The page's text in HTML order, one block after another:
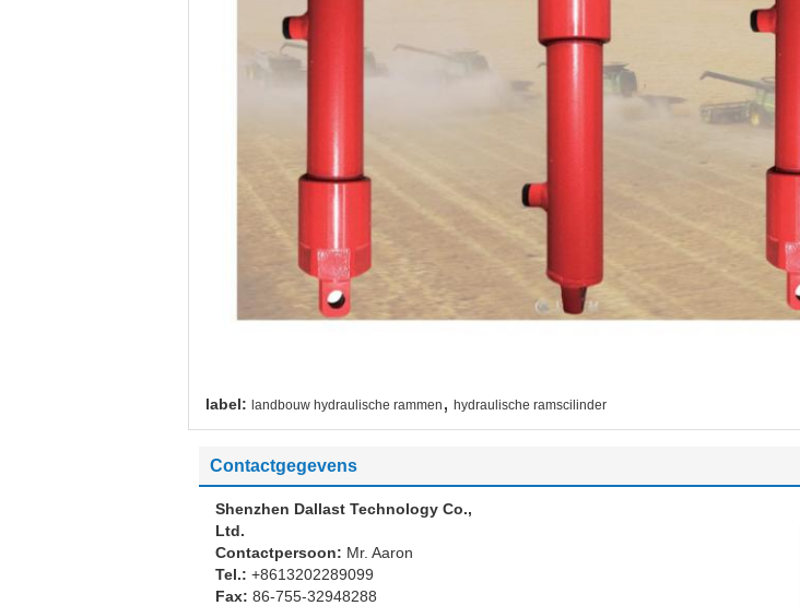
label: landbouw hydraulische rammen , hydraulische ramscilinder
Contactgegevens
Shenzhen Dallast Technology Co.,
Ltd.
Contactpersoon: Mr. Aaron
Tel.: +8613202289099
Fax: 86-755-32948288